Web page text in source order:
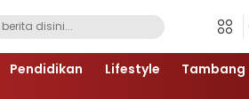
Pendidikan Lifestyle Tambang